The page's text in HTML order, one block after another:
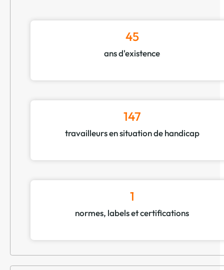
45
ans d'existence
147
travailleurs en situation de handicap
1
normes, labels et certifications